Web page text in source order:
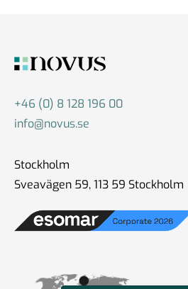
+46 (0) 8 128 196 00
info@novus.se
Stockholm
Sveavägen 59, 113 59 Stockholm